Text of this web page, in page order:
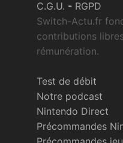
C.G.U. - RGPD
Switch-Actu.fr
contributions
rémunération.
Test de débit
Notre podcast
Nintendo Direct
Précommandes